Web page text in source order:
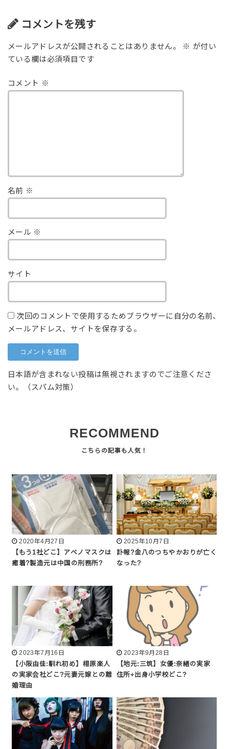
コメントを残す
メールアドレスが公開されることはありません。 ※ が付い
ている欄は必須項目です
コメント ※
名前 ※
メール ※
サイト
次回のコメントで使用するためブラウザーに自分の名前、
メールアドレス、サイトを保存する。
日本語が含まれない投稿は無視されますのでご注意くださ
い。（スパム対策）
RECOMMEND
2020年4月27日
【もう1社どこ】アベノマスクは
癒着?製造元は中国の刑務所?
2025年10月7日
訃報?金八のつちやかおりが亡く
なった?
2023年7月16日
【小阪由佳:馴れ初め】栩原楽人
の実家会社どこ?元妻元嫁との離
婚理由
2023年9月28日
【地元:三筑】女優:奈緒の実家
住所+出身小学校どこ?